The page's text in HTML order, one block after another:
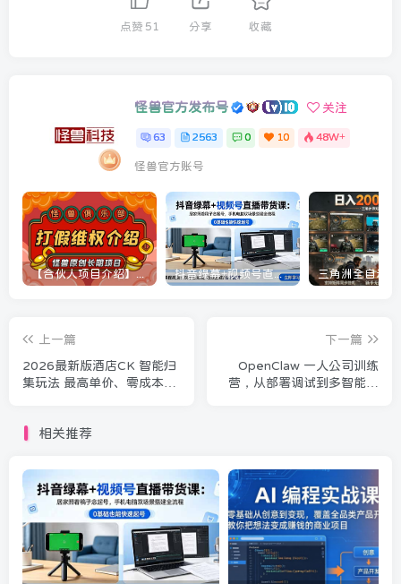
点赞 51 分享 收藏
怪兽官方发布号 关注
63 2563 0 10 48W+
怪兽官方账号
【合伙人项目介绍】打假维权项目介绍 抖音绿幕+视频号直播带货课：居家照着稿子念起号，手机电脑双场景搭建全流程
上一篇
2026最新版酒店CK 智能归
集玩法 最高单价、零成本、
下一篇
OpenClaw 一人公司训练
营，从部署调试到多智能体
相关推荐